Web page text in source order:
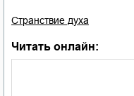
Странствие духа
Читать онлайн: